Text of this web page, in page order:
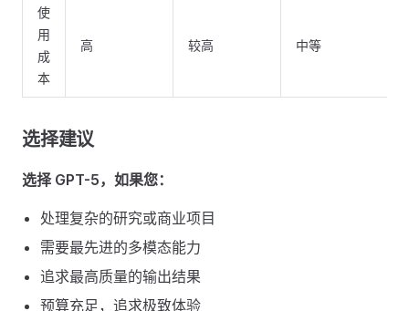
使
用
成
本
高 较高 中等
选择建议
选择 GPT-5，如果您：
处理复杂的研究或商业项目
需要最先进的多模态能力
追求最高质量的输出结果
预算充足，追求极致体验